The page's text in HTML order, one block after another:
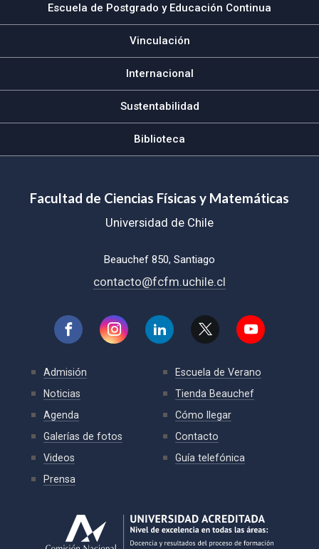
Escuela de Postgrado y Educación Continua
Vinculación
Internacional
Sustentabilidad
Biblioteca
Facultad de Ciencias Físicas y Matemáticas
Universidad de Chile
Beauchef 850, Santiago
contacto@fcfm.uchile.cl
Admisión
Noticias
Agenda
Galerías de fotos
Videos
Prensa
Escuela de Verano
Tienda Beauchef
Cómo llegar
Contacto
Guía telefónica